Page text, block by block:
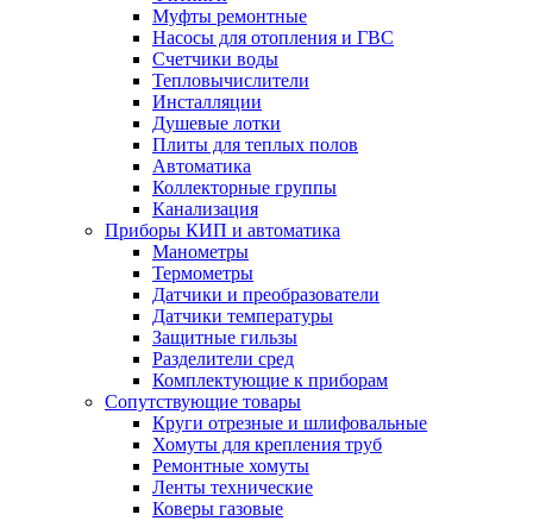
Муфты ремонтные
Насосы для отопления и ГВС
Счетчики воды
Тепловычислители
Инсталляции
Душевые лотки
Плиты для теплых полов
Автоматика
Коллекторные группы
Канализация
Приборы КИП и автоматика
Манометры
Термометры
Датчики и преобразователи
Датчики температуры
Защитные гильзы
Разделители сред
Комплектующие к приборам
Сопутствующие товары
Круги отрезные и шлифовальные
Хомуты для крепления труб
Ремонтные хомуты
Ленты технические
Коверы газовые